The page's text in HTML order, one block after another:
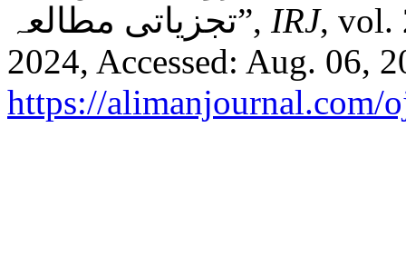
تجزیاتی مطالعہ”, IRJ, vol.
2024, Accessed: Aug. 06,
https://alimanjournal.com/